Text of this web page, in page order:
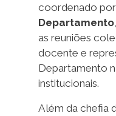
coordenado
Departamento
as reuniões
docente e
Departamento
institucionais.
Além da chefia